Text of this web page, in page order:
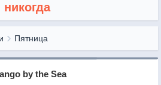
никогда
Пятница
by the Sea